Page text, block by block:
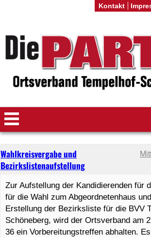
Wahlkreisvergabe und
Bezirkslistenaufstellung
Zur Aufstellung der Kandidierenden für
für die Wahl zum Abgeordnetenhaus
Erstellung der Bezirksliste für die BVV
Schöneberg, wird der Ortsverband am
36 ein Vorbereitungstreffen abhalten.
Kontakt